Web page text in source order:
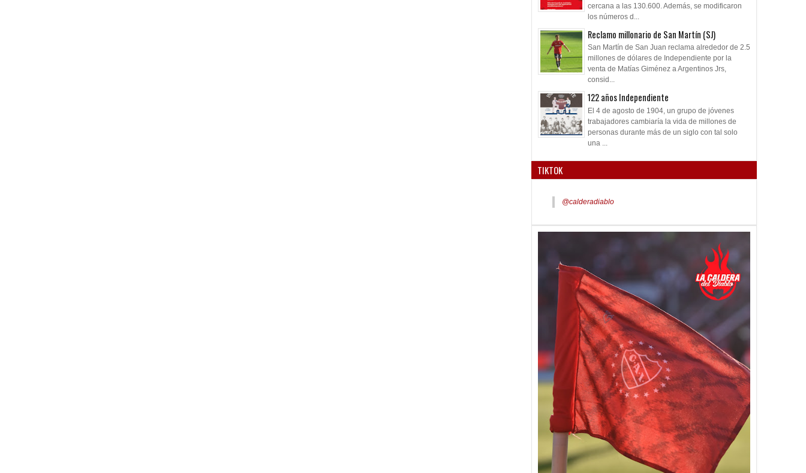
cercana a las 130.600. Además, se modificaron
los números d...
Reclamo millonario de San Martín (SJ)
San Martín de San Juan reclama alrededor de 2.5
millones de dólares de Independiente por la
venta de Matías Giménez a Argentinos Jrs,
consid...
122 años Independiente
El 4 de agosto de 1904, un grupo de jóvenes
trabajadores cambiaría la vida de millones de
personas durante más de un siglo con tal solo
una ...
TIKTOK
@calderadiablo